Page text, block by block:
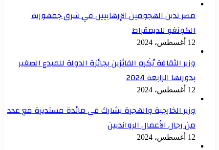
مصر تدين الهجومين الإرهابيين في شرق جمهورية
الكونغو للديمقراط
12 أغسطس، 2024
وزير الثقافة يُكَرم الفائزين بجائزة الدولة للمبدع الصغير
بدورتها الرابعة 2024
12 أغسطس، 2024
وزير الخارجية والهجرة يشارك في مائدة مستديرة مع عدد
من رجال الأعمال الروانديين
12 أغسطس، 2024